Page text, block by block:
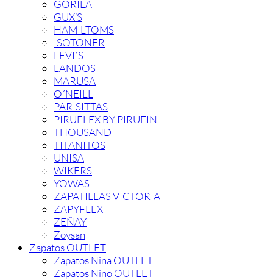
GORILA
GUX’S
HAMILTOMS
ISOTONER
LEVI´S
LANDOS
MARUSA
O´NEILL
PARISITTAS
PIRUFLEX BY PIRUFIN
THOUSAND
TITANITOS
UNISA
WIKERS
YOWAS
ZAPATILLAS VICTORIA
ZAPYFLEX
ZEÑAY
Zoysan
Zapatos OUTLET
Zapatos Niña OUTLET
Zapatos Niño OUTLET